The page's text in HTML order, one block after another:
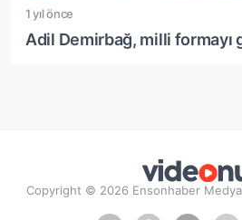
1 yıl önce
Adil Demirbağ, milli formayı
Copyright © 2026 Ensonhaber Medya